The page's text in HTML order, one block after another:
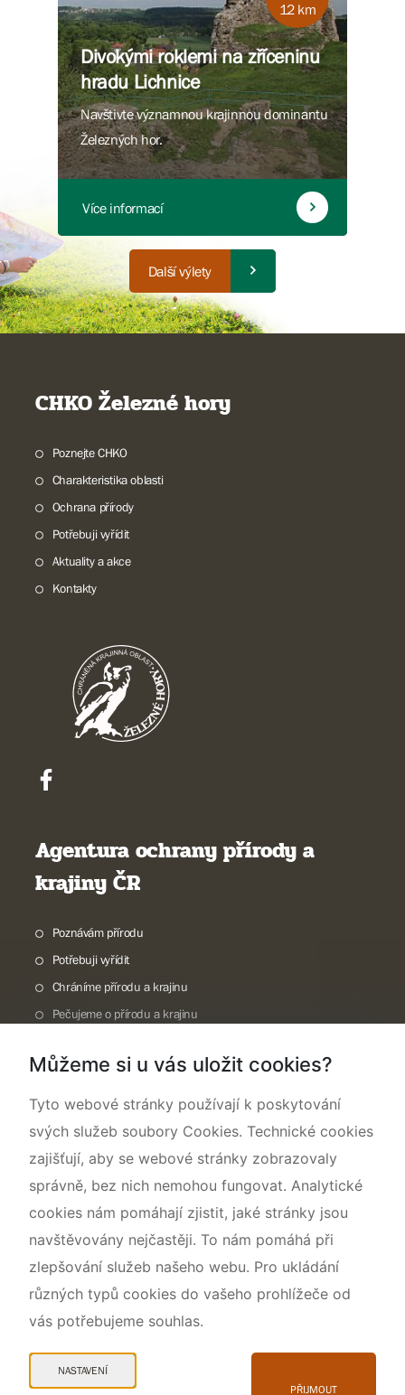
12 km
Divokými roklemi na zříceninu
hradu Lichnice
Navštivte významnou krajinnou dominantu
Železných hor.
Více informací
Další výlety
CHKO Železné hory
Poznejte CHKO
Charakteristika oblasti
Ochrana přírody
Potřebuji vyřídit
Aktuality a akce
Kontakty
Agentura ochrany přírody a
krajiny ČR
Poznávám přírodu
Potřebuji vyřídit
Chráníme přírodu a krajinu
Pečujeme o přírodu a krajinu
O nás
Můžeme si u vás uložit cookies?
Tyto webové stránky používají k poskytování
svých služeb soubory Cookies. Technické cookies
zajišťují, aby se webové stránky zobrazovaly
správně, bez nich nemohou fungovat. Analytické
cookies nám pomáhají zjistit, jaké stránky jsou
navštěvovány nejčastěji. To nám pomáhá při
zlepšování služeb našeho webu. Pro ukládání
různých typů cookies do vašeho prohlížeče od
vás potřebujeme souhlas.
NASTAVENÍ
PŘIJMOUT